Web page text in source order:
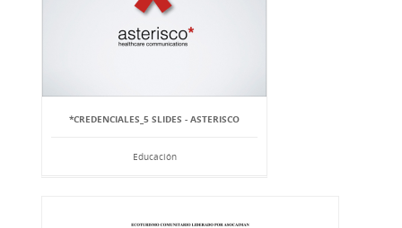
*CREDENCIALES_5 SLIDES - ASTERISCO
Educación